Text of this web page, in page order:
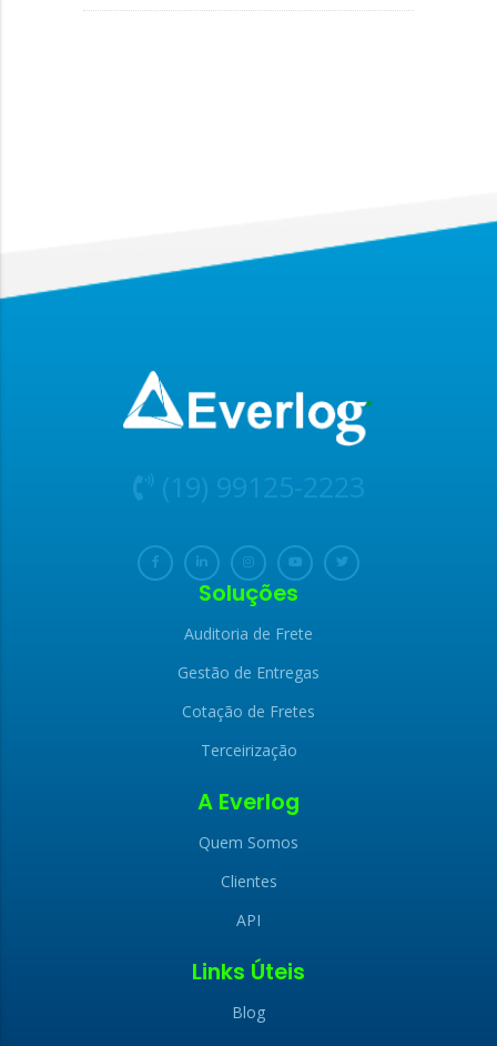
(19) 99125-2223
Soluções
Auditoria de Frete
Gestão de Entregas
Cotação de Fretes
Terceirização
A Everlog
Quem Somos
Clientes
API
Links Úteis
Blog